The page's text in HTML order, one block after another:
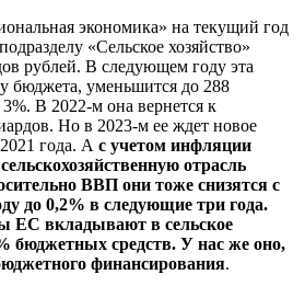
экономика» на текущий год
«Сельское хозяйство»
рублей. В следующем году эта
бюджета, уменьшится до 288
В 2022-м она вернется к
Но в 2023-м ее ждет новое
года. А с учетом инфляции
отрасль
ВВП они тоже снизятся с
до 0,2% в следующие три года.
ЕС вкладывают в сельское
бюджетных средств. У нас же оно,
финансирования.